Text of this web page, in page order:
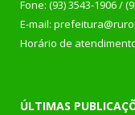
Fone: (93) 3543-1906 /
E-mail:
Horário de
ÚLTIMAS